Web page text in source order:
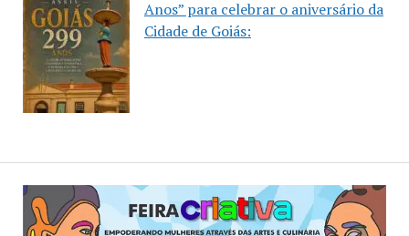
Anos” para celebrar o aniversário da
Cidade de Goiás: